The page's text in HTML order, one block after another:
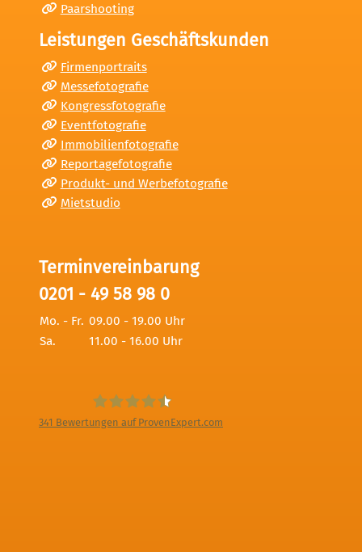
Paarshooting
Leistungen Geschäftskunden
Firmenportraits
Messefotografie
Kongressfotografie
Eventfotografie
Immobilienfotografie
Reportagefotografie
Produkt- und Werbefotografie
Mietstudio
Terminvereinbarung
0201 - 49 58 98 0
Mo. - Fr. 09.00 - 19.00 Uhr
Sa.
11.00 - 16.00 Uhr
341 Bewertungen auf ProvenExpert.com